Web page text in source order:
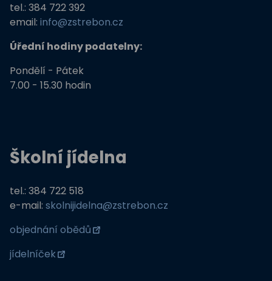
tel.: 384 722 392
email: info@zstrebon.cz
Úřední hodiny podatelny:
Pondělí - Pátek
7.00 - 15.30 hodin
Školní jídelna
tel.: 384 722 518
e-mail: skolnijidelna@zstrebon.cz
objednání obědů
jídelníček